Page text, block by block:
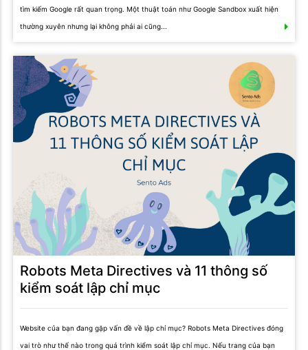
tìm kiếm Google rất quan trọng. Một thuật toán như Google Sandbox xuất hiện
thường xuyên nhưng lại không phải ai cũng...
Robots Meta Directives và 11 thông số
kiểm soát lập chỉ mục
Website của bạn đang gặp vấn đề về lập chỉ mục? Robots Meta Directives đóng
vai trò như thế nào trong quá trình kiểm soát lập chỉ mục. Nếu trang của bạn